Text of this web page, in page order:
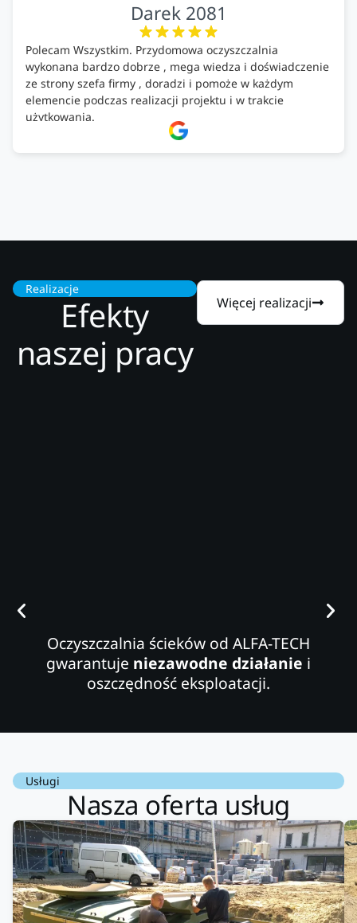
Darek 2081
Polecam Wszystkim. Przydomowa oczyszczalnia
wykonana bardzo dobrze , mega wiedza i doświadczenie
ze strony szefa firmy , doradzi i pomoże w każdym
elemencie podczas realizacji projektu i w trakcie
użytkowania.
Firma godna zaufania. Tak trzymać!
Realizacje
Efekty
naszej pracy
Więcej realizacji
Oczyszczalnia ścieków od ALFA-TECH
gwarantuje niezawodne działanie i
oszczędność eksploatacji.
Usługi
Nasza oferta usług